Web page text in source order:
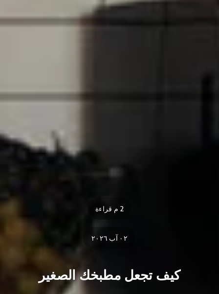
2 م قراءة
٠٢ آب ٢٠٢٦
كيف تجعل مطبخك الصغير